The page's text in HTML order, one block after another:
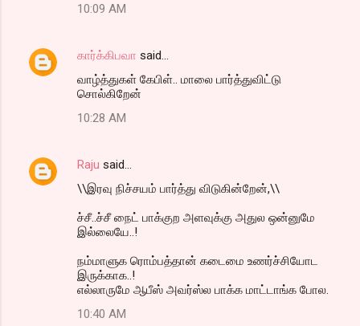
10:09 AM
கார்க்கிபவா said…
வாழ்த்துகள் கேபிள்.. மாலை பார்த்துவிட்டு
சொல்கிறேன்
10:28 AM
Raju said…
\\இரவு நிச்சயம் பார்த்து விடுகின்றேன்,\\
ச்சீ..ச்சீ நைட் பாக்குற அளவுக்கு அதுல ஒன்னுமே
இல்லையே..!
நம்மாளுக ரொம்பத்தான் கடைமை உணர்ச்சியோட
இருக்காக..!
எல்லாருமே ஆபீஸ் அவர்ஸ்ல பாக்க மாட்டாங்க போல.
10:40 AM